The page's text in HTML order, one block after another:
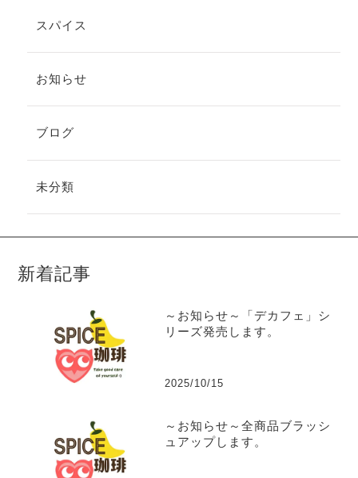
スパイス
お知らせ
ブログ
未分類
新着記事
～お知らせ～「デカフェ」シ
リーズ発売します。
2025/10/15
～お知らせ～全商品ブラッシ
ュアップします。